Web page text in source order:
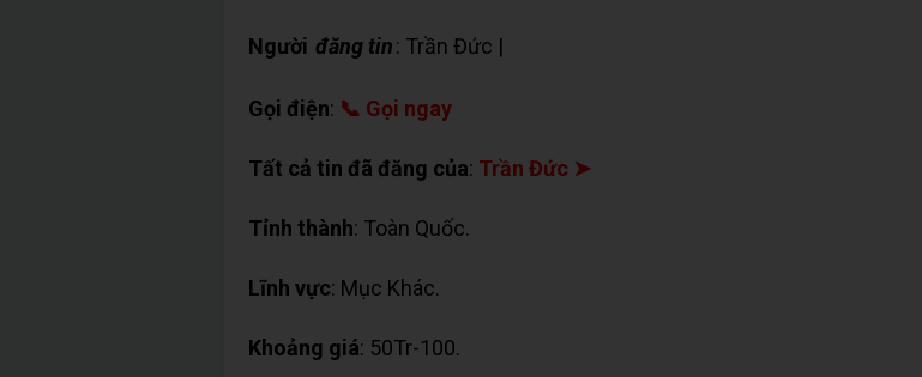
Người đăng tin: Trần Đức |
Gọi điện: 📞 Gọi ngay
Tất cả tin đã đăng của: Trần Đức ➤
Tỉnh thành: Toàn Quốc.
Lĩnh vực: Mục Khác.
Khoảng giá: 50Tr-100.